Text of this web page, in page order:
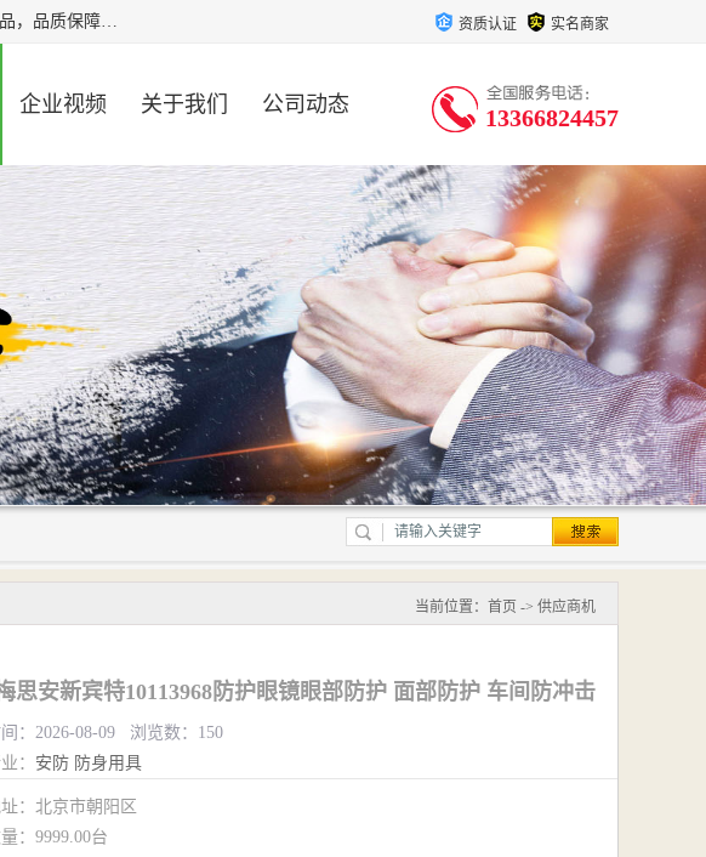
北京中创汇安科贸有限公司专业生产救援三脚架、天鹰4X气体检测仪、梅思安空气呼吸器、霍尼韦尔速差器等产品，品质保障，价格合理，欢迎在线致电咨询。 资质认证 实名商家
企业视频 关于我们 公司动态 13366824457
当前位置： 首页 -> 供应商机
思安新宾特10113968防护眼镜眼部防护 面部防护 车间防冲击
：2026-08-09 浏览数：150
： 安防 防身用具
：北京市朝阳区
：9999.00台